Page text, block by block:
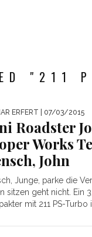
"211
ERFERT | 07/03/2015
Roadster
Works
John
Junge, parke die
sitzen geht nicht. Ein
mit 211 PS-Turbo